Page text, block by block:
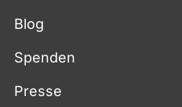
Blog
Spenden
Presse